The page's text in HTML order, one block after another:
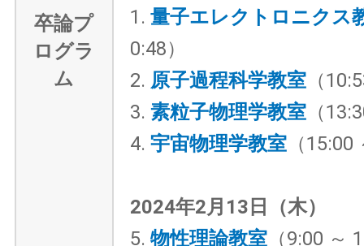
卒論プ
ログラ
ム
1. 量子エレクトロニクス
0:48）
2. 原子過程科学教室（
3. 素粒子物理学教室（
4. 宇宙物理学教室（15:00
2024年2月13日（木）
5. 物性理論教室（9:00 ～